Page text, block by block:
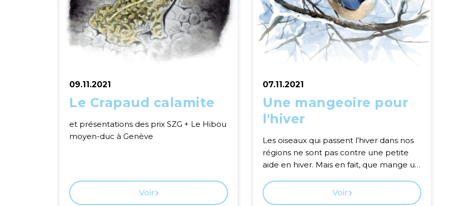
09.11.2021
Le Crapaud calamite
et présentations des prix SZG + Le Hibou
moyen-duc à Genève
Voir
07.11.2021
Une mangeoire pour
l'hiver
Les oiseaux qui passent l’hiver dans nos
régions ne sont pas contre une petite
aide en hiver. Mais en fait, que mange un
Voir